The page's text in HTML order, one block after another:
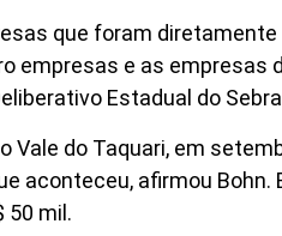
que foram
empresas e as empresas
Estadual do
Vale do Taquari, em
aconteceu, afirmou
50 mil.